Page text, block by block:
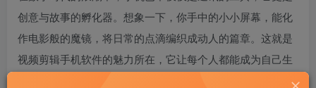
创意与故事的孵化器。想象一下，你手中的小小屏幕，能化
作电影般的魔镜，将日常的点滴编织成动人的篇章。这就是
视频剪辑手机软件的魅力所在，它让每个人都能成为自己生
活的导演，用指尖轻触，便能创造出令人瞩目的小视频。今